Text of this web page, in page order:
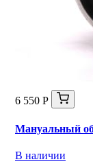
6 550 Р
Мануальный
В наличии